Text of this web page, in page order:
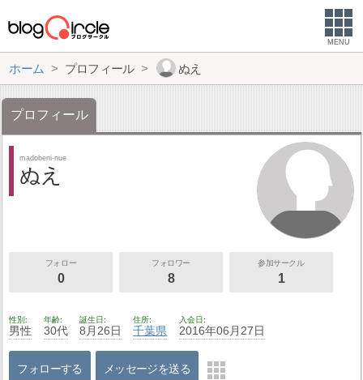
MENU
ホーム プロフィール ぬえ
プロフィール
madobeni-nue
ぬえ
フォロー
0
フォロワー
8
参加サークル
1
性別
男性
年齢
30代
誕生日
8月26日
住所
千葉県
入会日
2016年06月27日
フォローする メッセージを送る